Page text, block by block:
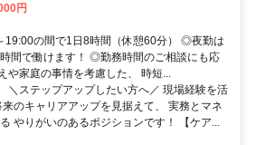
円
19:00の間で1日8時間（休憩60分） ◎夜勤は
間で働けます！ ◎勤務時間のご相談にも応
や家庭の事情を考慮した、 時短...
＼ステップアップしたい方へ／ 現場経験を活
のキャリアアップを見据えて、 実務とマネ
やりがいのあるポジションです！ 【ケア...